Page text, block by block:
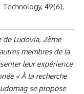
Technology, 49(6),
de Ludovia, 2ème
membres de la
leur expérience
« À la recherche
se propose